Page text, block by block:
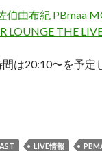
は20:10〜を予定
LIVE情報